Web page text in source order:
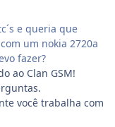
e queria que
um nokia 2720a
fazer?
ao Clan GSM!
você trabalha com